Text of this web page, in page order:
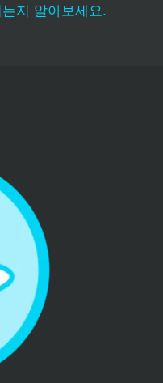
지 알아보세요.